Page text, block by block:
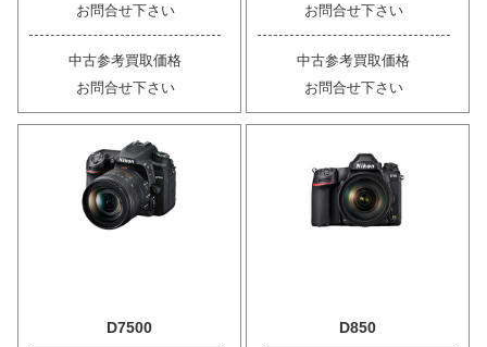
お問合せ下さい
中古参考買取価格
お問合せ下さい
お問合せ下さい
中古参考買取価格
お問合せ下さい
D7500 D850